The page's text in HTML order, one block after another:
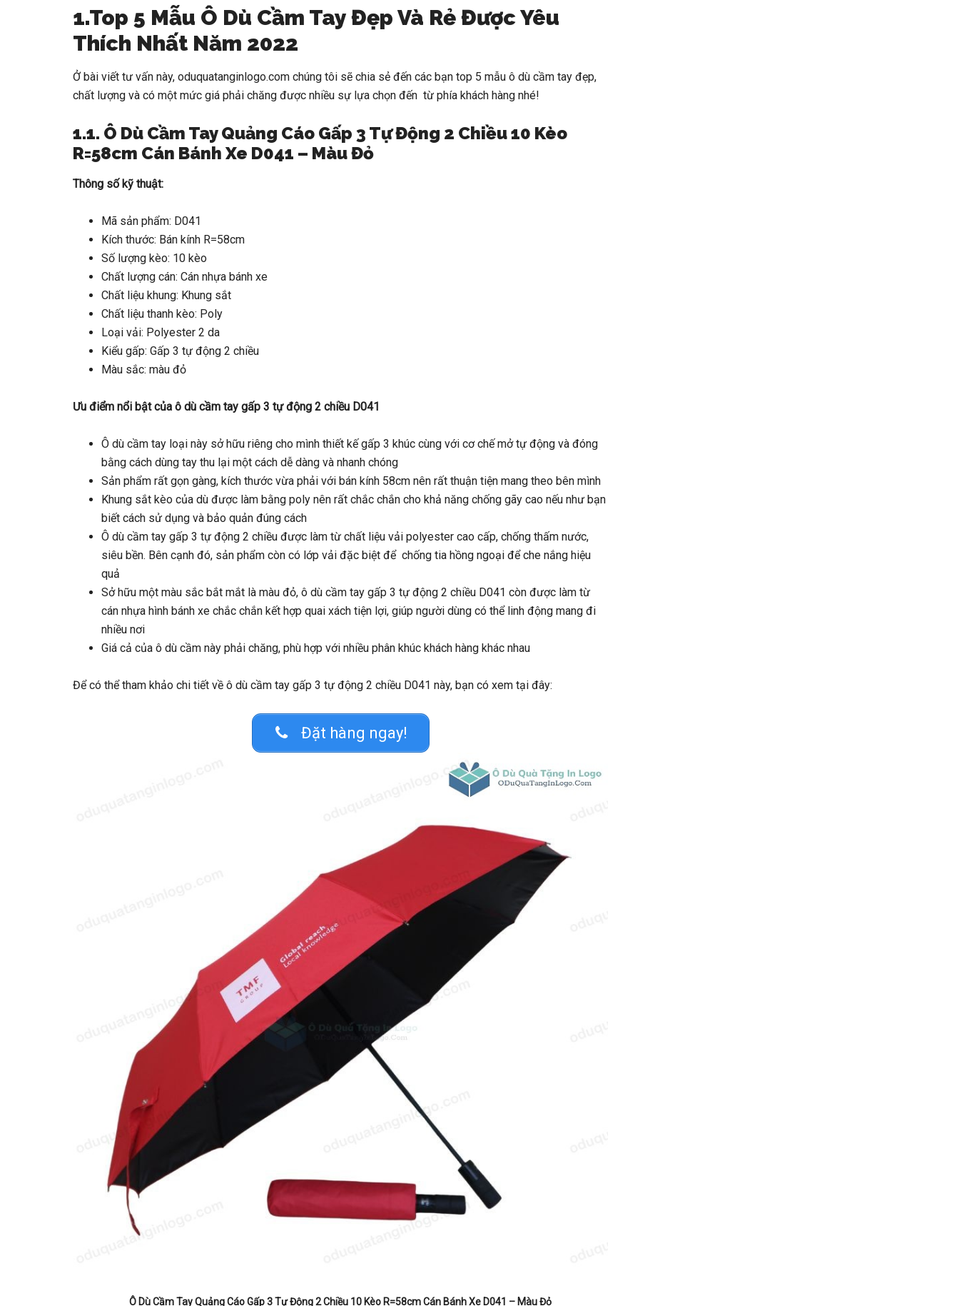
1.Top 5 Mẫu Ô Dù Cầm Tay Đẹp Và Rẻ Được Yêu
Thích Nhất Năm 2022
Ở bài viết tư vấn này, oduquatanginlogo.com chúng tôi sẽ chia sẻ đến các bạn top 5 mẫu ô dù cầm tay đẹp,
chất lượng và có một mức giá phải chăng được nhiều sự lựa chọn đến từ phía khách hàng nhé!
1.1. Ô Dù Cầm Tay Quảng Cáo Gấp 3 Tự Động 2 Chiều 10 Kèo
R=58cm Cán Bánh Xe D041 – Màu Đỏ
Thông số kỹ thuật:
Mã sản phẩm: D041
Kích thước: Bán kính R=58cm
Số lượng kèo: 10 kèo
Chất lượng cán: Cán nhựa bánh xe
Chất liệu khung: Khung sắt
Chất liệu thanh kèo: Poly
Loại vải: Polyester 2 da
Kiểu gấp: Gấp 3 tự động 2 chiều
Màu sắc: màu đỏ
Ưu điểm nổi bật của ô dù cầm tay gấp 3 tự động 2 chiều D041
Ô dù cầm tay loại này sở hữu riêng cho mình thiết kế gấp 3 khúc cùng với cơ chế mở tự động và đóng
bằng cách dùng tay thu lại một cách dễ dàng và nhanh chóng
Sản phẩm rất gọn gàng, kích thước vừa phải với bán kính 58cm nên rất thuận tiện mang theo bên mình
Khung sắt kèo của dù được làm bằng poly nên rất chắc chắn cho khả năng chống gãy cao nếu như bạn
biết cách sử dụng và bảo quản đúng cách
Ô dù cầm tay gấp 3 tự động 2 chiều được làm từ chất liệu vải polyester cao cấp, chống thấm nước,
siêu bền. Bên cạnh đó, sản phẩm còn có lớp vải đặc biệt để chống tia hồng ngoại để che nắng hiệu
quả
Sở hữu một màu sắc bắt mắt là màu đỏ, ô dù cầm tay gấp 3 tự động 2 chiều D041 còn được làm từ
cán nhựa hình bánh xe chắc chắn kết hợp quai xách tiện lợi, giúp người dùng có thể linh động mang đi
nhiều nơi
Giá cả của ô dù cầm này phải chăng, phù hợp với nhiều phân khúc khách hàng khác nhau
Để có thể tham khảo chi tiết về ô dù cầm tay gấp 3 tự động 2 chiều D041 này, bạn có xem tại đây:
Đặt hàng ngay!
Ô Dù Cầm Tay Quảng Cáo Gấp 3 Tự Động 2 Chiều 10 Kèo R=58cm Cán Bánh Xe D041 – Màu Đỏ